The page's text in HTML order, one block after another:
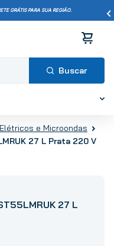
GRÁTIS PARA SUA REGIÃO.
e Microondas
27 L Prata 220 V
27 L